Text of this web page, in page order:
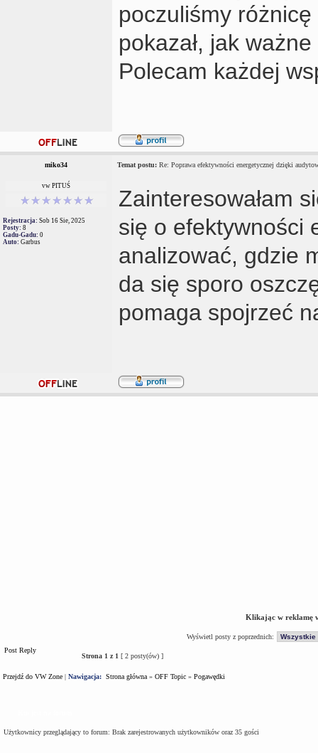
poczuliśmy
pokazał, jak
Polecam każdej
miko34 Temat postu: Re: Poprawa efektywności energetycznej dzięki
vw PITUŚ
Rejestracja: Sob 16 Sie, 2025
Posty: 8
Gadu-Gadu: 0
Auto: Garbus
Zainteresowałam
się o efektywności
analizować, gdzie
da się sporo
pomaga spojrzeć
Klikając w reklamę
Wyświetl posty z poprzednich:
Post Reply
Strona 1 z 1 [ 2 posty(ów) ]
Przejdź do VW Zone | Nawigacja: Strona główna » OFF Topic » Pogawędki
Użytkownicy przeglądający to forum: Brak zarejestrowanych użytkowników oraz 35 gości